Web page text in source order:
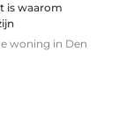
is waarom
woning in Den